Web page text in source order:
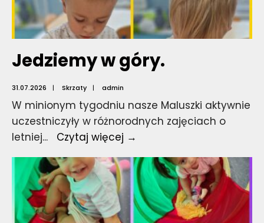
Jedziemy w góry.
31.07.2026 | Skrzaty | admin
W minionym tygodniu nasze Maluszki aktywnie
uczestniczyły w różnorodnych zajęciach o
letniej... Czytaj więcej →
góry.